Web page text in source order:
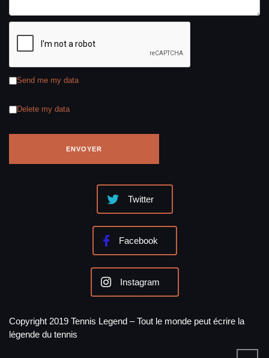
Send me my data
Delete my data
Twitter
Facebook
Instagram
Copyright 2019 Tennis Legend – Tout le monde peut écrire la
légende du tennis